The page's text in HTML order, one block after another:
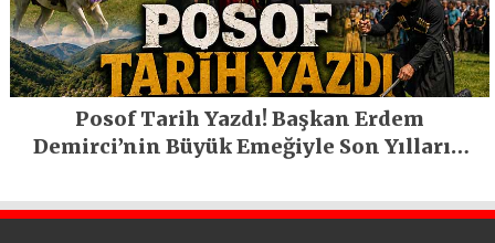
Posof Tarih Yazdı! Başkan Erdem
Demirci’nin Büyük Emeğiyle Son Yılların